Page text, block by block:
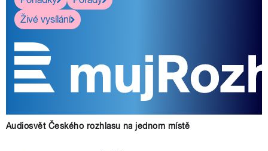
Živé vysílání
Audiosvět Českého rozhlasu na jednom místě